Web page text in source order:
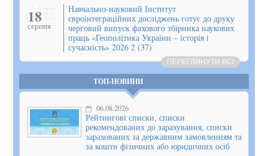
18
серпня
Навчально-науковий Інститут
євроінтеграційних досліджень готує до друку
черговий випуск фахового збірника наукових
праць «Геополітика України – історія і
сучасність» 2026 2 (37)
ПЕРЕГЛЯНУТИ ВСІ
ТОП-НОВИНИ
06.08.2026
Рейтингові списки, списки
рекомендованих до зарахування, списки
зарахованих за державним замовленням та
за кошти фізичних або юридичних осіб